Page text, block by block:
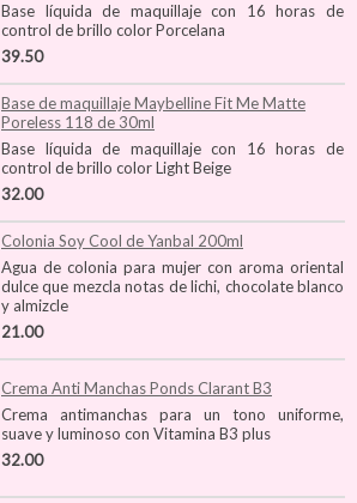
Base líquida de maquillaje con 16 horas de
control de brillo color Porcelana
39.50
Base de maquillaje Maybelline Fit Me Matte
Poreless 118 de 30ml
Base líquida de maquillaje con 16 horas de
control de brillo color Light Beige
32.00
Colonia Soy Cool de Yanbal 200ml
Agua de colonia para mujer con aroma oriental
dulce que mezcla notas de lichi, chocolate blanco
y almizcle
21.00
Crema Anti Manchas Ponds Clarant B3
Crema antimanchas para un tono uniforme,
suave y luminoso con Vitamina B3 plus
32.00